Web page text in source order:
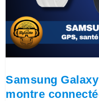
Samsung
montre